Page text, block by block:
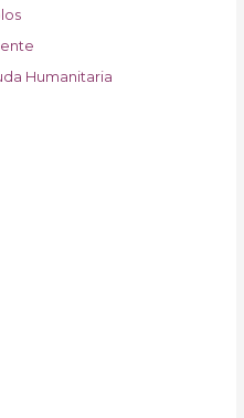
Humanitaria